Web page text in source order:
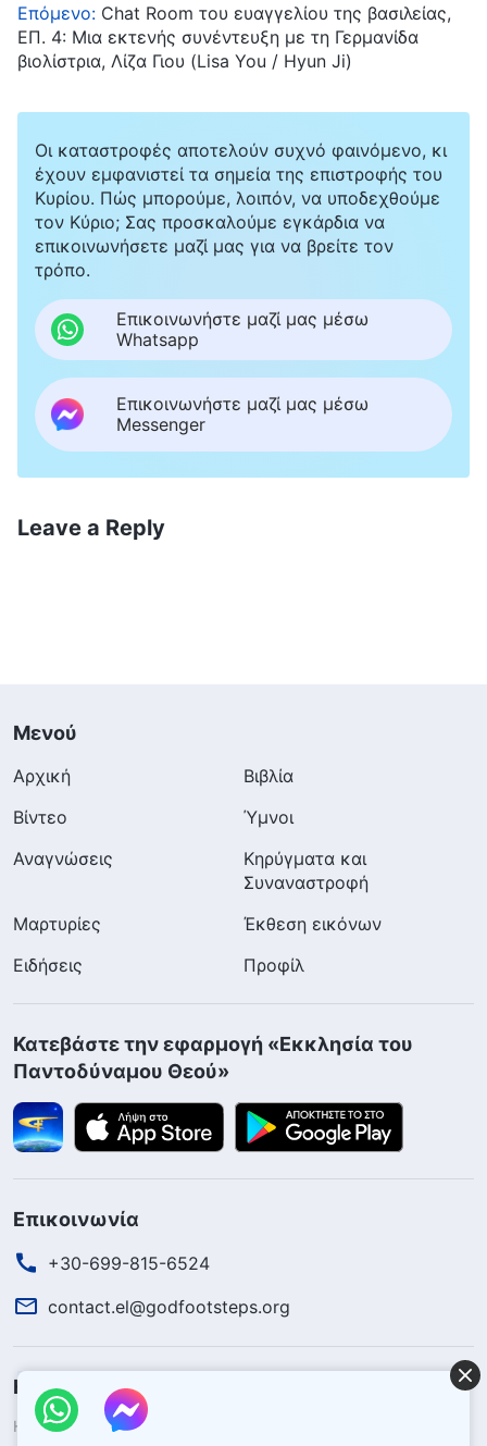
Επόμενο: Chat Room του ευαγγελίου της βασιλείας,
ΕΠ. 4: Μια εκτενής συνέντευξη με τη Γερμανίδα
βιολίστρια, Λίζα Γιου (Lisa You / Hyun Ji)
Οι καταστροφές αποτελούν συχνό φαινόμενο, κι
έχουν εμφανιστεί τα σημεία της επιστροφής του
Κυρίου. Πώς μπορούμε, λοιπόν, να υποδεχθούμε
τον Κύριο; Σας προσκαλούμε εγκάρδια να
επικοινωνήσετε μαζί μας για να βρείτε τον
τρόπο.
Επικοινωνήστε μαζί μας μέσω
Whatsapp
Επικοινωνήστε μαζί μας μέσω
Messenger
Leave a Reply
Μενού
Αρχική
Βιβλία
Βίντεο
Ύμνοι
Αναγνώσεις
Κηρύγματα και
Συναναστροφή
Μαρτυρίες
Έκθεση εικόνων
Ειδήσεις
Προφίλ
Κατεβάστε την εφαρμογή «Εκκλησία του
Παντοδύναμου Θεού»
Επικοινωνία
+30-699-815-6524
contact.el@godfootsteps.org
Η βασιλεία του Θεού κατέρχεται
Η βασιλεία του Θεού έχει κατέλθει στον κόσμο! Θέλετε να